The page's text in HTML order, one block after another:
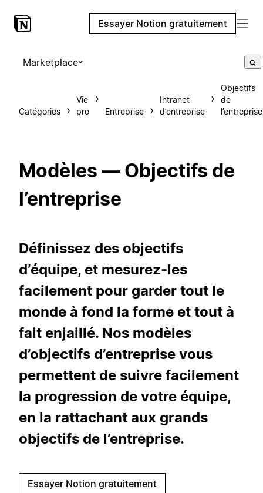
Essayer Notion gratuitement
Marketplace
Catégories
Vie
pro
Entreprise
Intranet
d’entreprise
Objectifs
de
l’entreprise
Modèles — Objectifs de
l’entreprise
Définissez des objectifs
d’équipe, et mesurez-les
facilement pour garder tout le
monde à fond la forme et tout à
fait enjaillé. Nos modèles
d’objectifs d’entreprise vous
permettent de suivre facilement
la progression de votre équipe,
en la rattachant aux grands
objectifs de l’entreprise.
Essayer Notion gratuitement